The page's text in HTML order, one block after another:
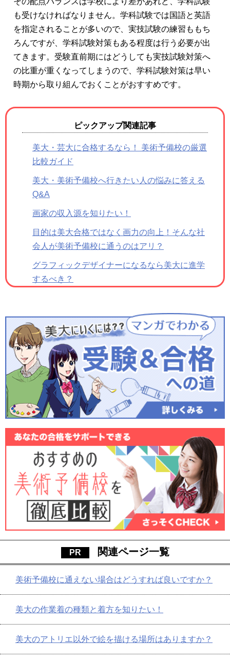
も受けなければなりません。学科試験では国語と英語
を指定されることが多いので、実技試験の練習ももち
ろんですが、学科試験対策もある程度は行う必要が出
てきます。受験直前期にはどうしても実技試験対策へ
の比重が重くなってしまうので、学科試験対策は早い
時期から取り組んでおくことがおすすめです。
ピックアップ関連記事
美大・芸大に合格するなら！ 美術予備校の厳選
比較ガイド
美大・美術予備校へ行きたい人の悩みに答える
Q&A
画家の収入源を知りたい！
目的は美大合格ではなく画力の向上！ そんな社
会人が美術予備校に通うのはアリ？
グラフィックデザイナーになるなら美大に進学
するべき？
関連ページ一覧
美術予備校に通えない場合はどうすれば良いですか？
美大の作業着の種類と着方を知りたい！
美大のアトリエ以外で絵を描ける場所はありますか？